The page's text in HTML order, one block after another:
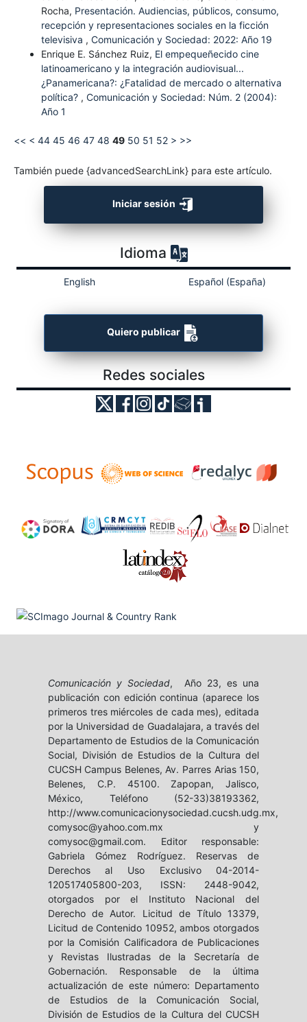
Rocha, Presentación. Audiencias, públicos, consumo,
recepción y representaciones sociales en la ficción
televisiva , Comunicación y Sociedad: 2022: Año 19
Enrique E. Sánchez Ruiz, El empequeñecido cine
latinoamericano y la integración audiovisual...
¿Panamericana?: ¿Fatalidad de mercado o alternativa
política? , Comunicación y Sociedad: Núm. 2 (2004):
Año 1
<< < 44 45 46 47 48 49 50 51 52 > >>
También puede {advancedSearchLink} para este artículo.
Iniciar sesión
Idioma
English Español (España)
Quiero publicar
Redes sociales
Comunicación y Sociedad, Año 23, es una
publicación con edición continua (aparece los
primeros tres miércoles de cada mes), editada
por la Universidad de Guadalajara, a través del
Departamento de Estudios de la Comunicación
Social, División de Estudios de la Cultura del
CUCSH Campus Belenes, Av. Parres Arias 150,
Belenes, C.P. 45100. Zapopan, Jalisco,
México, Teléfono (52-33)38193362,
http://www.comunicacionysociedad.cucsh.udg.mx,
comysoc@yahoo.com.mx y
comysoc@gmail.com. Editor responsable:
Gabriela Gómez Rodríguez. Reservas de
Derechos al Uso Exclusivo 04-2014-
120517405800-203, ISSN: 2448-9042,
otorgados por el Instituto Nacional del
Derecho de Autor. Licitud de Título 13379,
Licitud de Contenido 10952, ambos otorgados
por la Comisión Calificadora de Publicaciones
y Revistas Ilustradas de la Secretaría de
Gobernación. Responsable de la última
actualización de este número: Departamento
de Estudios de la Comunicación Social,
División de Estudios de la Cultura del CUCSH